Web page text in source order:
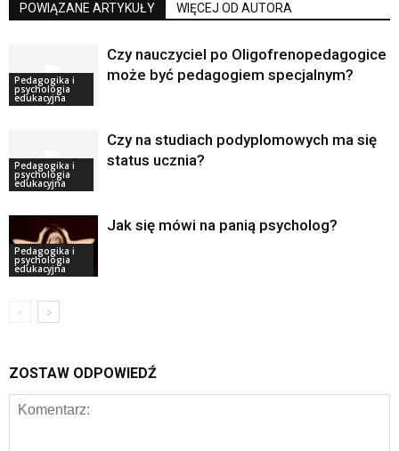
POWIĄZANE ARTYKUŁY WIĘCEJ OD AUTORA
Pedagogika i
psychologia
edukacyjna
Czy nauczyciel po Oligofrenopedagogice
może być pedagogiem specjalnym?
Pedagogika i
psychologia
edukacyjna
Czy na studiach podyplomowych ma się
status ucznia?
Pedagogika i
psychologia
edukacyjna
Jak się mówi na panią psycholog?
ZOSTAW ODPOWIEDŹ